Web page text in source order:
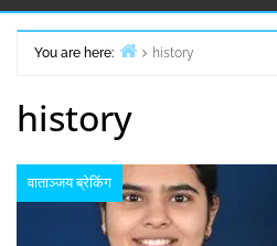
You are here:
history
history
वाताञ्जय ब्रेकिंग